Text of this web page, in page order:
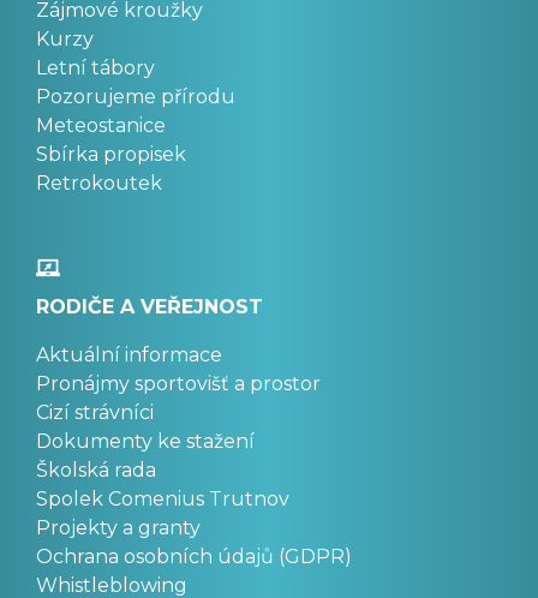
Zájmové kroužky
Kurzy
Letní tábory
Pozorujeme přírodu
Meteostanice
Sbírka propisek
Retrokoutek
RODIČE A VEŘEJNOST
Aktuální informace
Pronájmy sportovišť a prostor
Cizí strávníci
Dokumenty ke stažení
Školská rada
Spolek Comenius Trutnov
Projekty a granty
Ochrana osobních údajů (GDPR)
Whistleblowing